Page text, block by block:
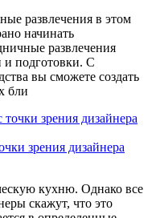
развлечения в этом
начинать
развлечения
и подготовки. С
вы сможете создать
бли
зрения дизайнера
кухню. Однако все
скажут, что это